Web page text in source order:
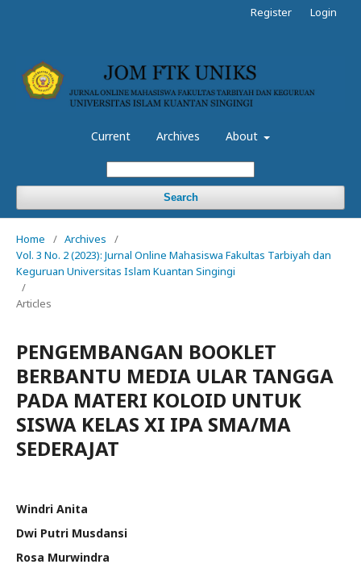
Current Archives About
Search
Register Login
Home / Archives
/
Vol. 3 No. 2 (2023): Jurnal Online Mahasiswa Fakultas Tarbiyah dan
Keguruan Universitas Islam Kuantan Singingi
/
Articles
PENGEMBANGAN BOOKLET
BERBANTU MEDIA ULAR TANGGA
PADA MATERI KOLOID UNTUK
SISWA KELAS XI IPA SMA/MA
SEDERAJAT
Windri Anita
Dwi Putri Musdansi
Rosa Murwindra